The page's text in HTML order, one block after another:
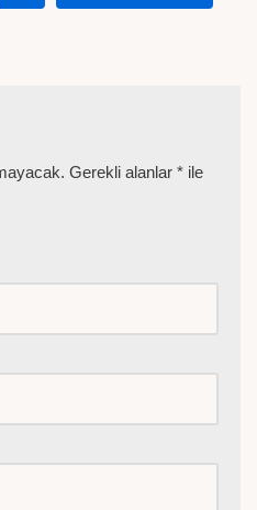
Gerekli alanlar * ile